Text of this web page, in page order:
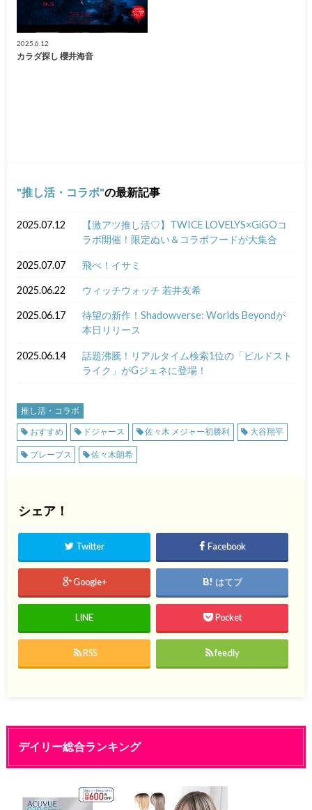
2025.6.12
カラダ探し 櫻井海音
推し活・コラボ の最新記事
2025.07.12
【激アツ推し活♡】TWICE LOVELYS×GiGOコ
ラボ開催！限定ぬい＆コラボフードが大集合
2025.07.07 飛べ！イサミ
2025.06.22 ウィッチウォッチ 若井友希
2025.06.17
待望の新作！Shadowverse: Worlds Beyondが
本日リリース
2025.06.14
話題沸騰！リアルタイム検索1位の「ビルドスト
ライク」がGジェネに登場！
推し活・コラボ
おすすめ
ドジャース 佐々木 メジャー初勝利 大谷翔平
ブレーブス 佐々木朗希
シェア！
Twitter Facebook
Google+ はてブ
LINE Pocket
RSS feedly
デイリー総合ランキング